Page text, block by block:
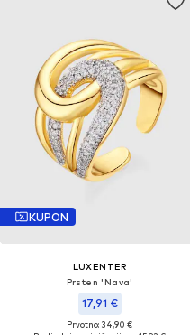
KUPON
LUXENTER
Prsten 'Nava'
17,91 €
Prvotno: 34,90 €